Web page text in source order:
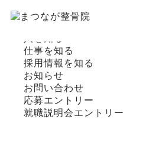
HOME
仕事を知る
採用情報を知る
お知らせ
お問い合わせ
応募エントリー
就職説明会エントリー